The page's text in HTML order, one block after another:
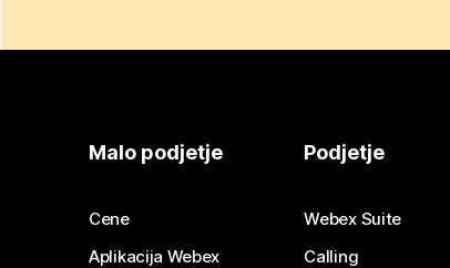
Malo podjetje
Cene
Aplikacija Webex
Podjetje
Webex Suite
Calling